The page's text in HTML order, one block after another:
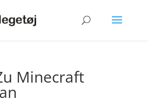
Minecraft